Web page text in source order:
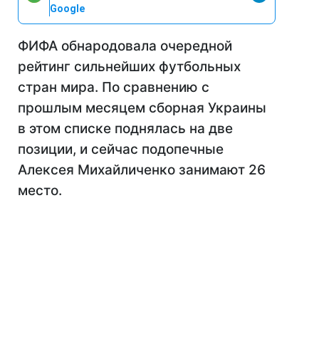
Google
ФИФА обнародовала очередной
рейтинг сильнейших футбольных
стран мира. По сравнению с
прошлым месяцем сборная Украины
в этом списке поднялась на две
позиции, и сейчас подопечные
Алексея Михайличенко занимают 26
место.